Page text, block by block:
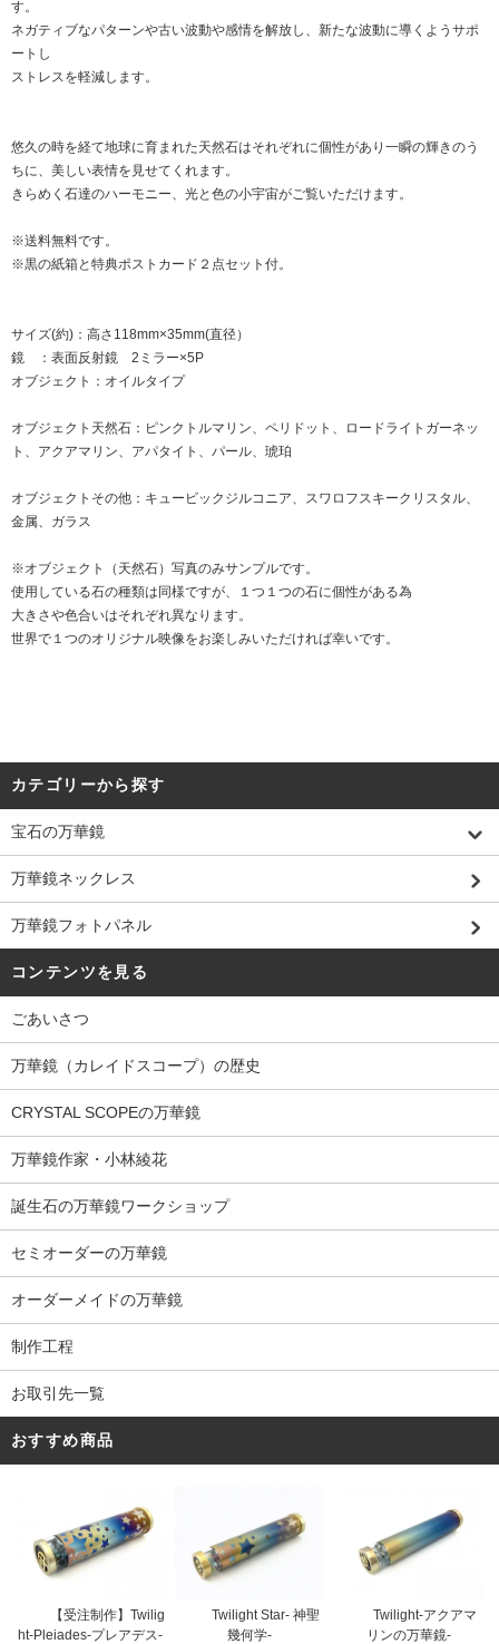
す。
ネガティブなパターンや古い波動や感情を解放し、新たな波動に導くようサポ
ートし
ストレスを軽減します。
悠久の時を経て地球に育まれた天然石はそれぞれに個性があり一瞬の輝きのう
ちに、美しい表情を見せてくれます。
きらめく石達のハーモニー、光と色の小宇宙がご覧いただけます。
※送料無料です。
※黒の紙箱と特典ポストカード２点セット付。
サイズ(約)：高さ118mm×35mm(直径）
鏡 ：表面反射鏡 2ミラー×5P
オブジェクト：オイルタイプ
オブジェクト天然石：ピンクトルマリン、ペリドット、ロードライトガーネッ
ト、アクアマリン、アパタイト、パール、琥珀
オブジェクトその他：キュービックジルコニア、スワロフスキークリスタル、
金属、ガラス
※オブジェクト（天然石）写真のみサンプルです。
使用している石の種類は同様ですが、１つ１つの石に個性がある為
大きさや色合いはそれぞれ異なります。
世界で１つのオリジナル映像をお楽しみいただければ幸いです。
カテゴリーから探す
宝石の万華鏡
万華鏡ネックレス
万華鏡フォトパネル
コンテンツを見る
ごあいさつ
万華鏡（カレイドスコープ）の歴史
CRYSTAL SCOPEの万華鏡
万華鏡作家・小林綾花
誕生石の万華鏡ワークショップ
セミオーダーの万華鏡
オーダーメイドの万華鏡
制作工程
お取引先一覧
おすすめ商品
【受注制作】Twilig
ht-Pleiades-プレアデス-
Twilight Star- 神聖
幾何学-
Twilight-アクアマ
リンの万華鏡-